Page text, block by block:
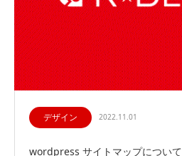
デザイン 2022.11.01
wordpress サイトマップについて